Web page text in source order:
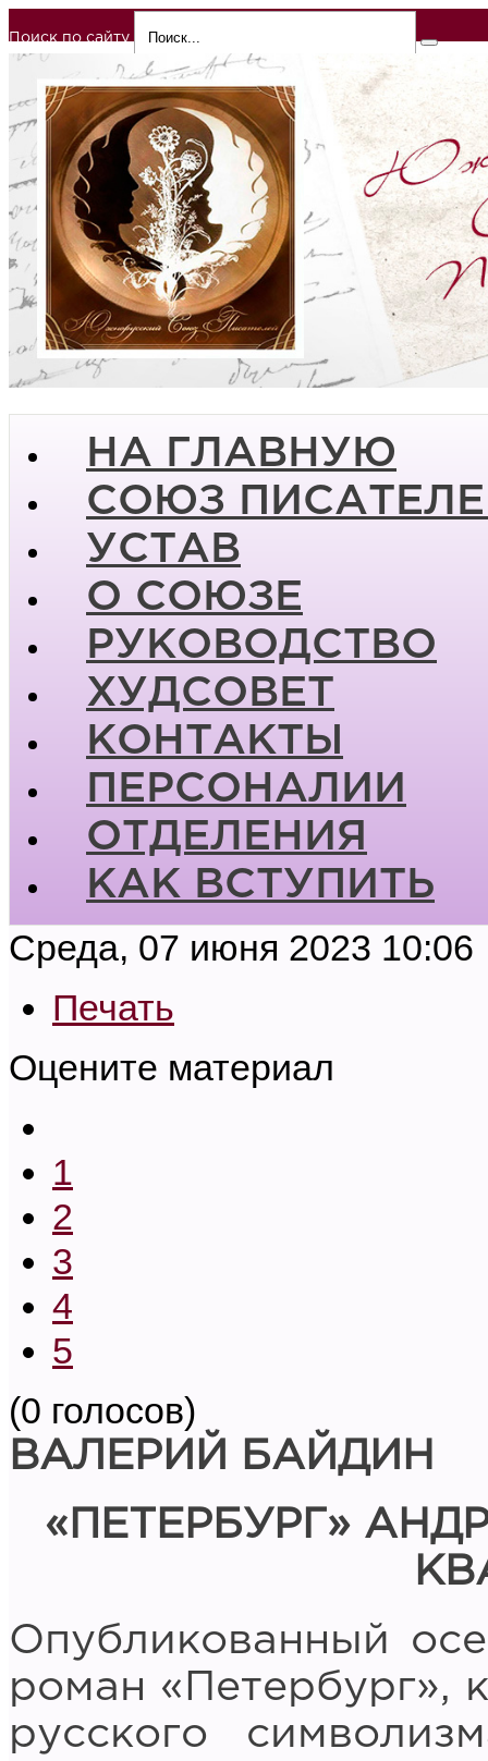
Поиск по сайту
НА ГЛАВНУЮ
СОЮЗ
УСТАВ
О СОЮЗЕ
РУКОВОДСТВО
ХУДСОВЕТ
КОНТАКТЫ
ПЕРСОНАЛИИ
ОТДЕЛЕНИЯ
КАК ВСТУПИТЬ
Среда, 07 июня 2023 10:06
Печать
Оцените материал
1
2
3
4
5
(0 голосов)
ВАЛЕРИЙ БАЙДИН
«ПЕТЕРБУРГ»
Опубликованный
роман «Петербург»,
русского